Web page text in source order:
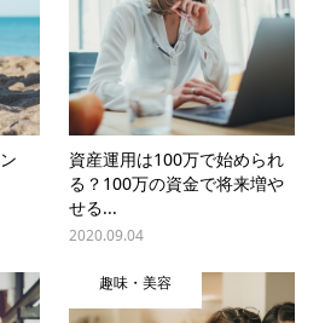
資産運用は100万で始められ
る？100万の資金で将来増や
せる...
2020.09.04
趣味・美容